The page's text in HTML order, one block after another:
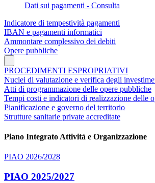
Dati sui pagamenti - Consulta
Indicatore di tempestività pagamenti
IBAN e pagamenti informatici
Ammontare complessivo dei debiti
Opere pubbliche
PROCEDIMENTI ESPROPRIATIVI
Nuclei di valutazione e verifica degli
Atti di programmazione delle opere pubbliche
Tempi costi e indicatori di realizzazione delle
Pianificazione e governo del territorio
Strutture sanitarie private accreditate
Piano Integrato Attività e Organizzazione
PIAO 2026/2028
PIAO 2025/2027